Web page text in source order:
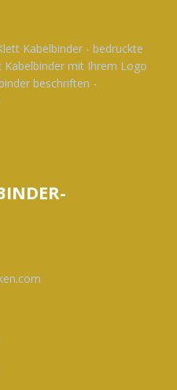
Kabelbinder - bedruckte
mit Ihrem Logo
beschriften -